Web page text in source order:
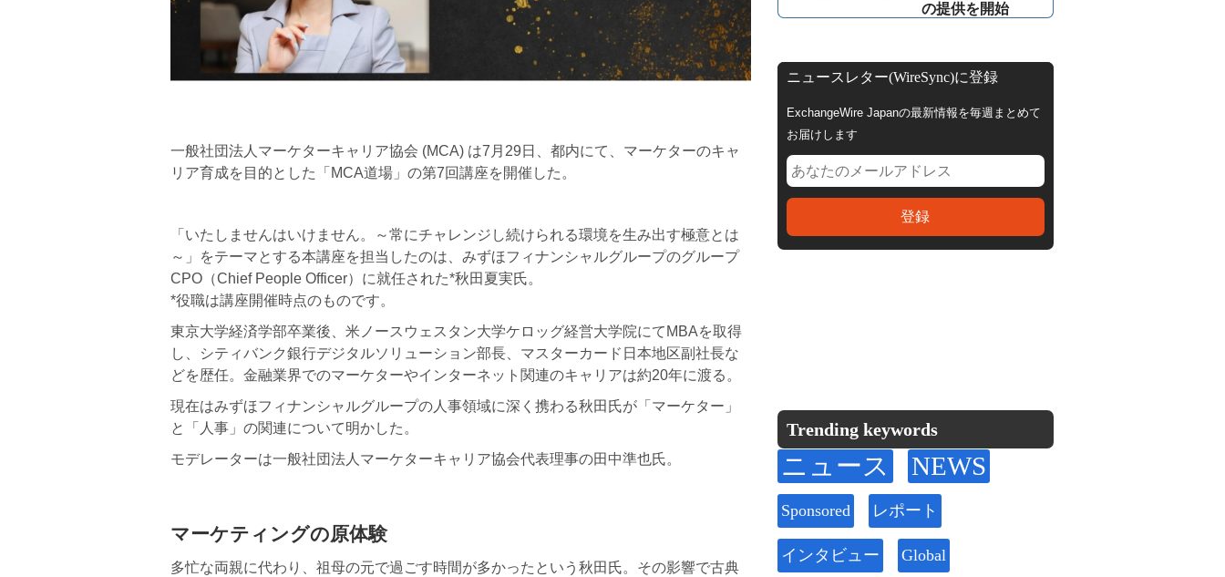
一般社団法人マーケターキャリア協会 (MCA) は7月29日、都内にて、マーケターのキャ
リア育成を目的とした「MCA道場」の第7回講座を開催した。
「いたしませんはいけません。～常にチャレンジし続けられる環境を生み出す極意とは
～」をテーマとする本講座を担当したのは、みずほフィナンシャルグループのグループ
CPO（Chief People Officer）に就任された*秋田夏実氏。
*役職は講座開催時点のものです。
東京大学経済学部卒業後、米ノースウェスタン大学ケロッグ経営大学院にてMBAを取得
し、シティバンク銀行デジタルソリューション部長、マスターカード日本地区副社長な
どを歴任。金融業界でのマーケターやインターネット関連のキャリアは約20年に渡る。
現在はみずほフィナンシャルグループの人事領域に深く携わる秋田氏が「マーケター」
と「人事」の関連について明かした。
モデレーターは一般社団法人マーケターキャリア協会代表理事の田中準也氏。
マーケティングの原体験
多忙な両親に代わり、祖母の元で過ごす時間が多かったという秋田氏。その影響で古典
の提供を開始
ニュースレター(WireSync)に登録
ExchangeWire Japanの最新情報を毎週まとめて
お届けします
Trending keywords
ニュース NEWS
Sponsored レポート
インタビュー Global